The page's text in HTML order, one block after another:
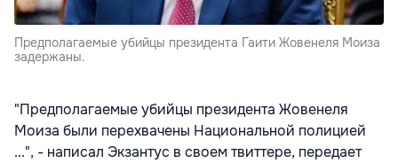
Предполагаемые убийцы президента Гаити Жовенеля Моиза
задержаны.
"Предполагаемые убийцы президента Жовенеля
Моиза были перехвачены Национальной полицией
...", - написал Экзантус в своем твиттере, передает